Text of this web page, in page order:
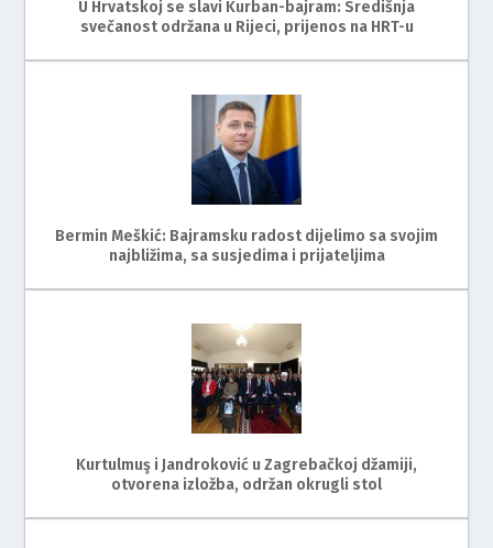
U Hrvatskoj se slavi Kurban-bajram: Središnja
svečanost održana u Rijeci, prijenos na HRT-u
Bermin Meškić: Bajramsku radost dijelimo sa svojim
najbližima, sa susjedima i prijateljima
Kurtulmuş i Jandroković u Zagrebačkoj džamiji,
otvorena izložba, održan okrugli stol